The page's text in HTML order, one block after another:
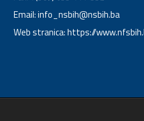
Email:info_nsbih@nsbih.ba
Web stranica: https://